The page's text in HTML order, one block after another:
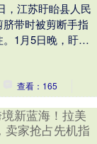
，江苏盱眙县人民
带时被剪断手指
1月5日晚，盱眙
事件发布情况通
查看：165
新蓝海！拉美
卖家抢占先机指